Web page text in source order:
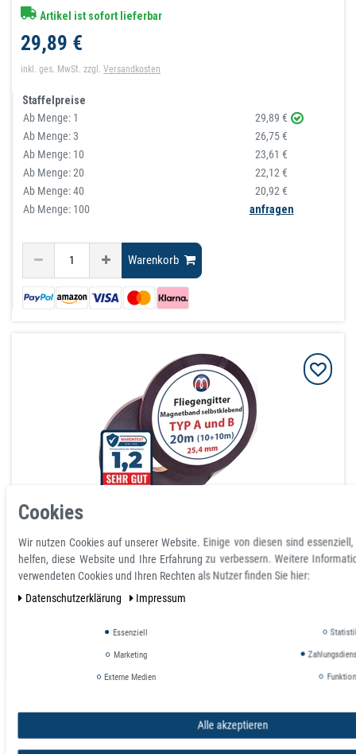
Artikel ist sofort lieferbar
29,89 €
inkl. ges. MwSt. zzgl.Versandkosten
Staffelpreise
Ab Menge: 1
29,89 €
Ab Menge:3
26,75 €
Ab Menge: 10
23,61 €
Ab Menge:20
22,12 €
Ab Menge:40
20,92 €
Ab Menge: 100
anfragen
Warenkorb
Fliegengitter 25,4mm x 1,5mm je 10m
Artikel ist sofort lieferbar
51,16 €
Ab Menge:10
40,42 €
37,86 €
Ab Menge:40
35,81 €
Cookies
Wir nutzen Cookies auf unserer Website. Einige von diesen sind
helfen, diese Website und Ihre Erfahrung zu verbessern. Weitere
verwendeten Cookies und Ihren Rechten als Nutzer finden Sie hier:
Daten­schutz­erklärung
Impressum
Essenziell
Marketing
Externe Medien
Alle akzeptieren